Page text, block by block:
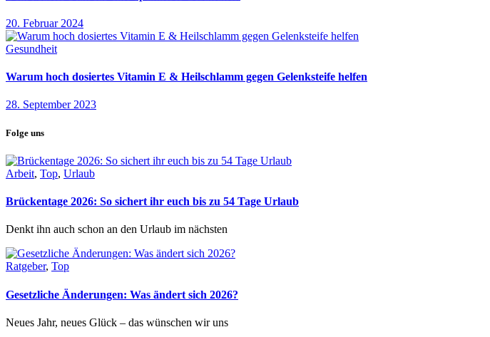
20. Februar 2024
Gesundheit
Warum hoch dosiertes Vitamin E & Heilschlamm gegen Gelenksteife helfen
28. September 2023
Folge uns
Arbeit, Top, Urlaub
Brückentage 2026: So sichert ihr euch bis zu 54 Tage Urlaub
Denkt ihn auch schon an den Urlaub im nächsten
Ratgeber, Top
Gesetzliche Änderungen: Was ändert sich 2026?
Neues Jahr, neues Glück – das wünschen wir uns